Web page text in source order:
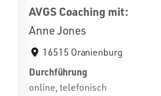
AVGS Coaching mit:
Anne Jones
16515 Oranienburg
Durchführung
online, telefonisch